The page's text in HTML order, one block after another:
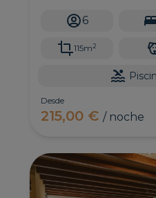
en Salobre Golf Resort,
privada al sur de Gran
6
115m2
Desde
215,00 €/ noche